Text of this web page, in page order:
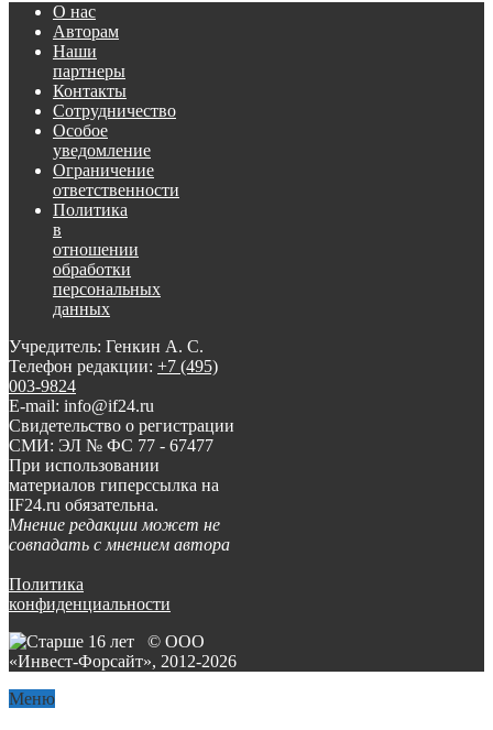
О нас
Авторам
Наши
партнеры
Контакты
Сотрудничество
Особое
уведомление
Ограничение
ответственности
Политика
в
отношении
обработки
персональных
данных
Учредитель: Генкин А. С.
Телефон редакции: +7 (495)
003-9824
E-mail: info@if24.ru
Свидетельство о регистрации
СМИ: ЭЛ № ФС 77 - 67477
При использовании
материалов гиперссылка на
IF24.ru обязательна.
Мнение редакции может не
совпадать с мнением автора
Политика
конфиденциальности
© ООО
«Инвест-Форсайт», 2012-2026
Меню